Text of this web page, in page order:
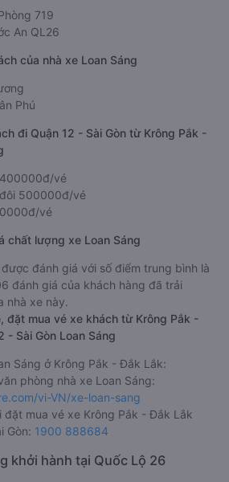
719
An QL26
của nhà xe Loan Sáng
Phú
đi Quận 12 - Sài Gòn từ Krông Pắk -
vé
500000đ/vé
vé
chất lượng xe Loan Sáng
đánh giá với số điểm trung bình là
đánh giá của khách hàng đã trải
nhà xe này.
đặt mua vé xe khách từ Krông Pắk -
- Sài Gòn Loan Sáng
Sáng ở Krông Pắk - Đắk Lắk:
phòng nhà xe Loan Sáng:
vi-VN/xe-loan-sang
đặt mua vé xe Krông Pắk - Đắk Lắk
Gòn: 1900 888684
khởi hành tại Quốc Lộ 26